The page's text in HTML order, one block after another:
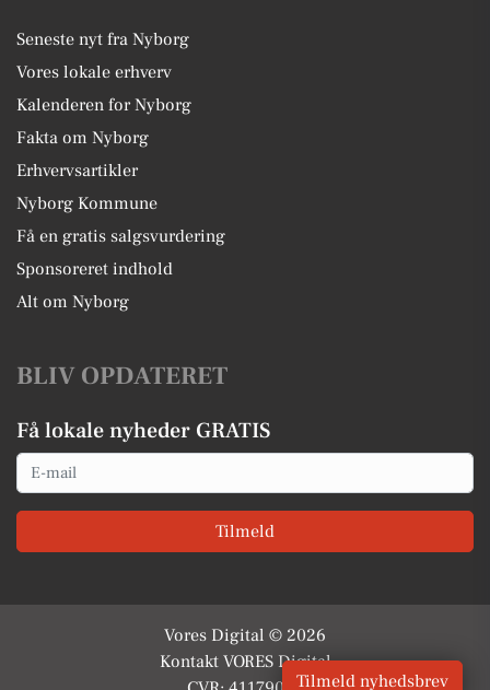
Seneste nyt fra Nyborg
Vores lokale erhverv
Kalenderen for Nyborg
Fakta om Nyborg
Erhvervsartikler
Nyborg Kommune
Få en gratis salgsvurdering
Sponsoreret indhold
Alt om Nyborg
BLIV OPDATERET
Få lokale nyheder GRATIS
Email
Tilmeld
Vores Digital © 2026
Kontakt VORES Digital
Tilmeld nyhedsbrev